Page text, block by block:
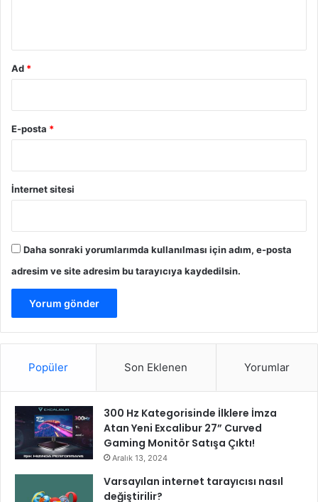
Ad *
E-posta *
İnternet sitesi
Daha sonraki yorumlarımda kullanılması için adım, e-posta
adresim ve site adresim bu tarayıcıya kaydedilsin.
Popüler Son Eklenen Yorumlar
300 Hz Kategorisinde İlklere İmza
Atan Yeni Excalibur 27” Curved
Gaming Monitör Satışa Çıktı!
Aralık 13, 2024
Varsayılan internet tarayıcısı nasıl
değiştirilir?